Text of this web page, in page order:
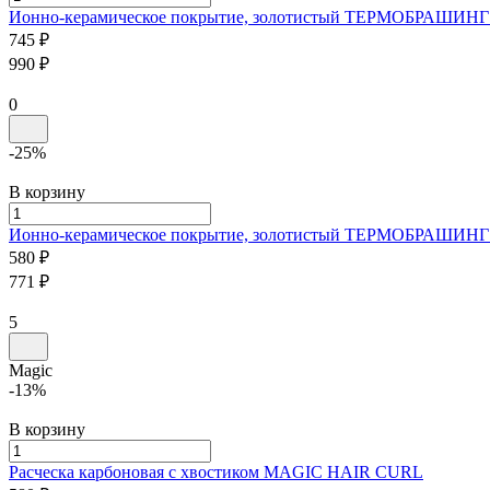
Ионно-керамическое покрытие, золотистый
745 ₽
990 ₽
0
-25%
В корзину
Ионно-керамическое покрытие, золотистый
580 ₽
771 ₽
5
Magic
-13%
В корзину
Расческа карбоновая с хвостиком MAGIC HAIR CURL